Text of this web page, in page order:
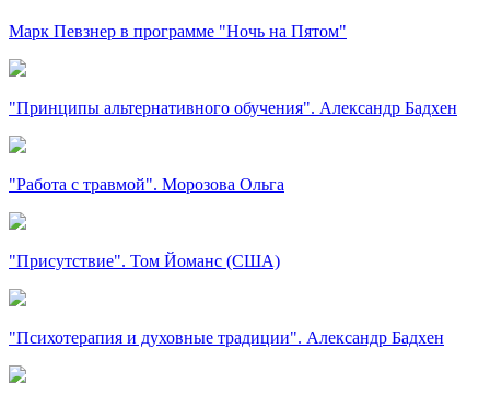
Марк Певзнер в программе "Ночь на Пятом"
"Принципы альтернативного обучения". Александр Бадхен
"Работа с травмой". Морозова Ольга
"Присутствие". Том Йоманс (США)
"Психотерапия и духовные традиции". Александр Бадхен